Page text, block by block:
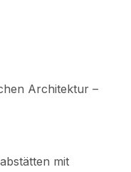
Architektur –
mit